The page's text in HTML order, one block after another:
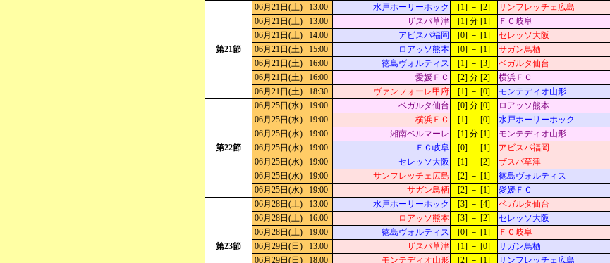
第21節
06月21日(土) 13:00 水戸ホーリーホック [1] － [2] サンフレッチェ広島
06月21日(土)
13:00 ザスパ草津 [1] 分 [1] ＦＣ岐阜
06月21日(土)
14:00 アビスパ福岡 [0] － [1] セレッソ大阪
06月21日(土)
15:00 ロアッソ熊本 [0] － [1] サガン鳥栖
06月21日(土)
16:00 徳島ヴォルティス [1] － [3] ベガルタ仙台
06月21日(土)
16:00 愛媛ＦＣ [2] 分 [2] 横浜ＦＣ
06月21日(土)
18:30 ヴァンフォーレ甲府 [1] － [0] モンテディオ山形
第22節
06月25日(水) 19:00 ベガルタ仙台 [0] 分 [0] ロアッソ熊本
06月25日(水)
19:00 横浜ＦＣ [1] － [0] 水戸ホーリーホック
06月25日(水)
19:00 湘南ベルマーレ [1] 分 [1] モンテディオ山形
06月25日(水)
19:00 ＦＣ岐阜 [0] － [1] アビスパ福岡
06月25日(水)
19:00 セレッソ大阪 [1] － [2] ザスパ草津
06月25日(水)
19:00 サンフレッチェ広島 [2] － [1] 徳島ヴォルティス
06月25日(水)
19:00 サガン鳥栖 [2] － [1] 愛媛ＦＣ
第23節
06月28日(土) 13:00 水戸ホーリーホック [3] － [4] ベガルタ仙台
06月28日(土)
16:00 ロアッソ熊本 [3] － [2] セレッソ大阪
06月28日(土)
19:00 徳島ヴォルティス [0] － [1] ＦＣ岐阜
06月29日(日)
13:00 ザスパ草津 [1] － [0] サガン鳥栖
06月29日(日)
18:00 モンテディオ山形 [2] － [1] サンフレッチェ広島